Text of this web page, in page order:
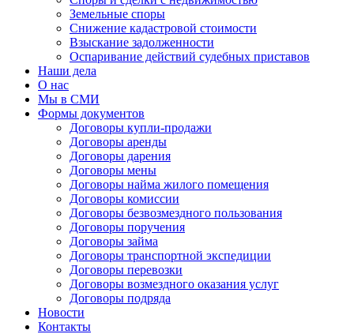
Земельные споры
Снижение кадастровой стоимости
Взыскание задолженности
Оспаривание действий судебных приставов
Наши дела
О нас
Мы в СМИ
Формы документов
Договоры купли-продажи
Договоры аренды
Договоры дарения
Договоры мены
Договоры найма жилого помещения
Договоры комиссии
Договоры безвозмездного пользования
Договоры поручения
Договоры займа
Договоры транспортной экспедиции
Договоры перевозки
Договоры возмездного оказания услуг
Договоры подряда
Новости
Контакты